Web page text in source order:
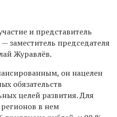
и представитель
заместитель председателя
Журавлёв.
он нацелен
обязательств
целей развития. Для
в нем